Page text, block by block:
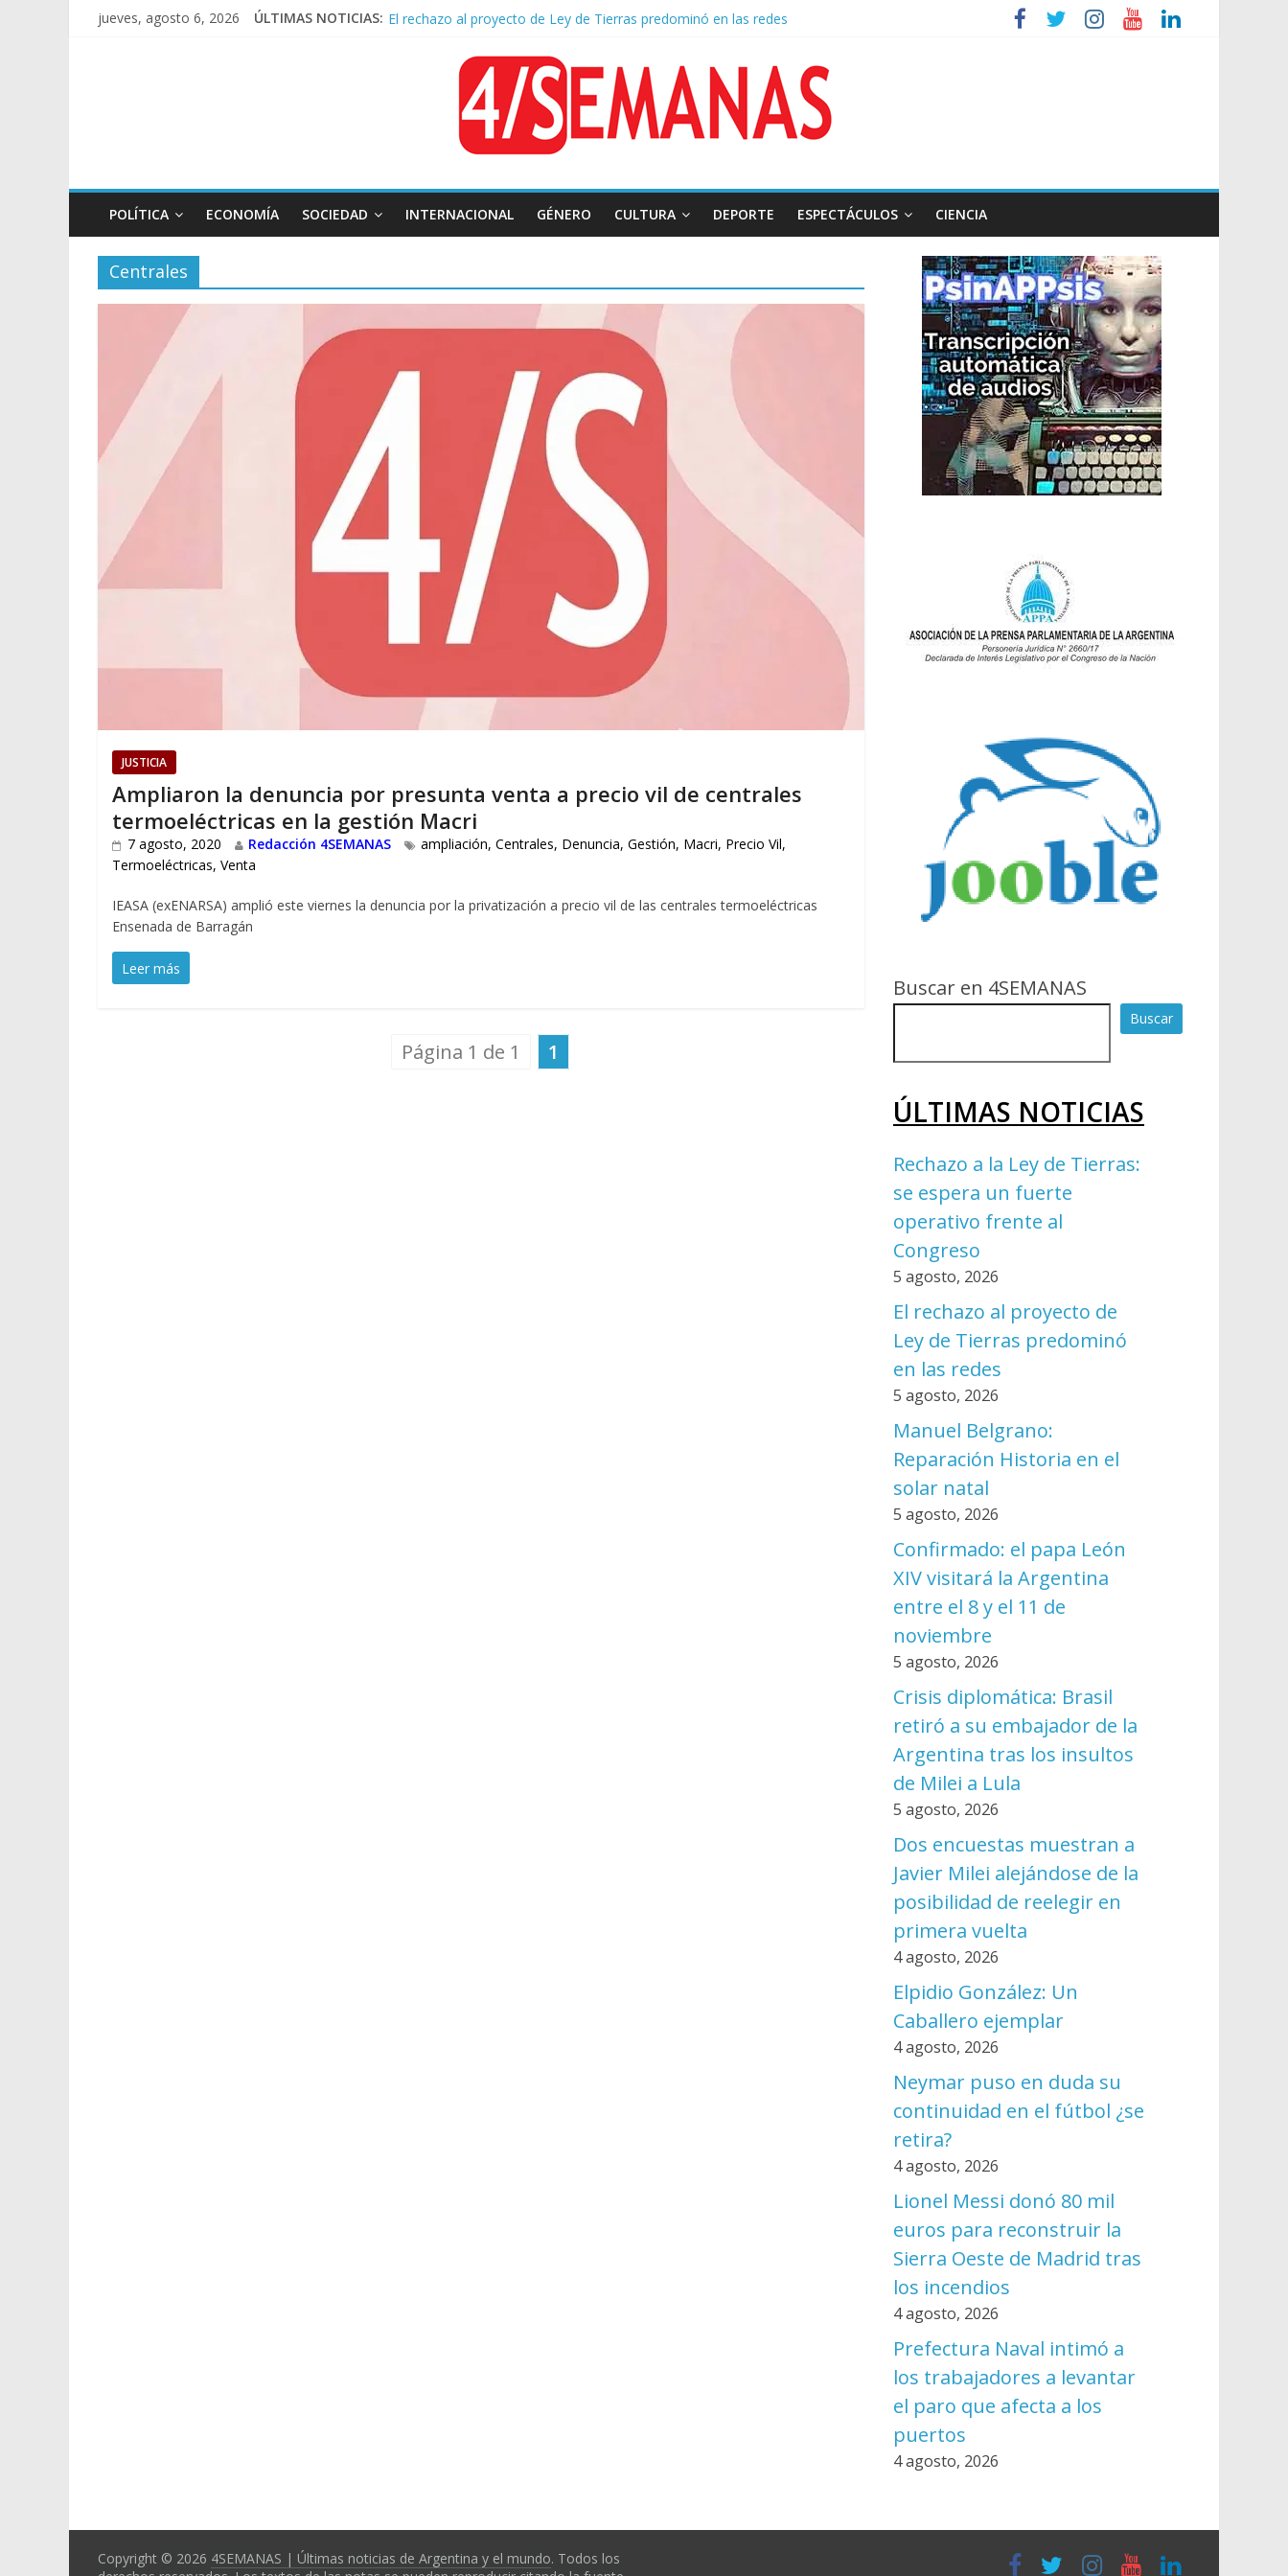
jueves, agosto 6, 2026 ÚLTIMAS NOTICIAS: El rechazo al proyecto de Ley de Tierras predominó en las redes
Confirmado: el papa León XIV visitará la Argentina entre el 8 y el 11 de noviembre
Crisis diplomática: Brasil retiró a su embajador de la Argentina tras los insultos de Milei a Lula
POLÍTICA ECONOMÍA SOCIEDAD INTERNACIONAL GÉNERO CULTURA DEPORTE ESPECTÁCULOS CIENCIA
Centrales
JUSTICIA
Ampliaron la denuncia por presunta venta a precio vil de centrales
termoeléctricas en la gestión Macri
7 agosto, 2020 Redacción 4SEMANAS ampliación, Centrales, Denuncia, Gestión, Macri, Precio Vil,
Termoeléctricas, Venta
IEASA (exENARSA) amplió este viernes la denuncia por la privatización a precio vil de las centrales termoeléctricas
Ensenada de Barragán
Leer más
Página 1 de 1 1
Buscar en 4SEMANAS
Buscar
ÚLTIMAS NOTICIAS
Rechazo a la Ley de Tierras:
se espera un fuerte
operativo frente al
Congreso
5 agosto, 2026
El rechazo al proyecto de
Ley de Tierras predominó
en las redes
5 agosto, 2026
Manuel Belgrano:
Reparación Historia en el
solar natal
5 agosto, 2026
Confirmado: el papa León
XIV visitará la Argentina
entre el 8 y el 11 de
noviembre
5 agosto, 2026
Crisis diplomática: Brasil
retiró a su embajador de la
Argentina tras los insultos
de Milei a Lula
5 agosto, 2026
Dos encuestas muestran a
Javier Milei alejándose de la
posibilidad de reelegir en
primera vuelta
4 agosto, 2026
Elpidio González: Un
Caballero ejemplar
4 agosto, 2026
Neymar puso en duda su
continuidad en el fútbol ¿se
retira?
4 agosto, 2026
Lionel Messi donó 80 mil
euros para reconstruir la
Sierra Oeste de Madrid tras
los incendios
4 agosto, 2026
Prefectura Naval intimó a
los trabajadores a levantar
el paro que afecta a los
puertos
4 agosto, 2026
Copyright © 2026 4SEMANAS | Últimas noticias de Argentina y el mundo. Todos los